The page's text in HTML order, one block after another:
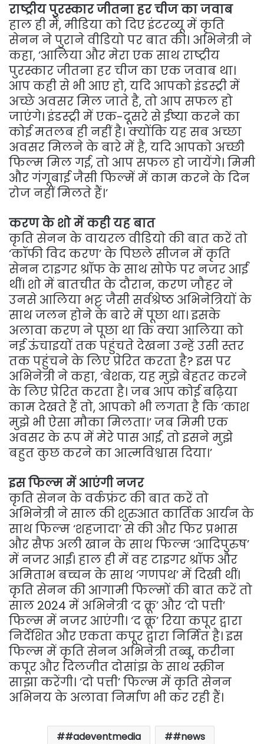
राष्ट्रीय पुरस्कार जीतना हर चीज का जवाब
हाल ही में, मीडिया को दिए इंटरव्यू में कृति
सेनन ने पुराने वीडियो पर बात की। अभिनेत्री ने
कहा, ‘आलिया और मेरा एक साथ राष्ट्रीय
पुरस्कार जीतना हर चीज का एक जवाब था।
आप कही से भी आए हो, यदि आपको इंडस्ट्री में
अच्छे अवसर मिल जाते है, तो आप सफल हो
जाएंगे। इंडस्ट्री में एक-दूसरे से ईष्या करने का
कोई मतलब ही नहीं है। क्योंकि यह सब अच्छा
अवसर मिलने के बारे में है, यदि आपको अच्छी
फिल्म मिल गई, तो आप सफल हो जायेंगे। मिमी
और गंगूबाई जैसी फिल्में में काम करने के दिन
रोज नहीं मिलते हैं।’
करण के शो में कही यह बात
कृति सेनन के वायरल वीडियो की बात करें तो
‘कॉफी विद करण’ के पिछले सीजन में कृति
सेनन टाइगर श्रॉफ के साथ सोफे पर नजर आई
थीं। शो में बातचीत के दौरान, करण जौहर ने
उनसे आलिया भट्ट जैसी सर्वश्रेष्ठ अभिनेत्रियों के
साथ जलन होने के बारे में पूछा था। इसके
अलावा करण ने पूछा था कि क्या आलिया को
नई ऊंचाइयों तक पहुंचते देखना उन्हें उसी स्तर
तक पहुंचने के लिए प्रेरित करता है? इस पर
अभिनेत्री ने कहा, ‘बेशक, यह मुझे बेहतर करने
के लिए प्रेरित करता है। जब आप कोई बढ़िया
काम देखते हैं तो, आपको भी लगता है कि ‘काश
मुझे भी ऐसा मौका मिलता।’ जब मिमी एक
अवसर के रूप में मेरे पास आई, तो इसने मुझे
बहुत कुछ करने का आत्मविश्वास दिया।’
इस फिल्म में आएंगी नजर
कृति सेनन के वर्कफ्रंट की बात करें तो
अभिनेत्री ने साल की शुरुआत कार्तिक आर्यन के
साथ फिल्म ‘शहजादा’ से की और फिर प्रभास
और सैफ अली खान के साथ फिल्म ‘आदिपुरुष’
में नजर आईं। हाल ही में वह टाइगर श्रॉफ और
अमिताभ बच्चन के साथ ‘गणपथ’ में दिखी थीं।
कृति सेनन की आगामी फिल्मों की बात करें तो
साल 2024 में अभिनेत्री ‘द क्रू’ और ‘दो पत्ती’
फिल्म में नजर आएंगी। ‘द क्रू’ रिया कपूर द्वारा
निर्देशित और एकता कपूर द्वारा निर्मित है। इस
फिल्म में कृति सेनन अभिनेत्री तब्बू, करीना
कपूर और दिलजीत दोसांझ के साथ स्क्रीन
साझा करेंगी। ‘दो पत्ती’ फिल्म में कृति सेनन
अभिनय के अलावा निर्माण भी कर रही हैं।
#adeventmedia
#news